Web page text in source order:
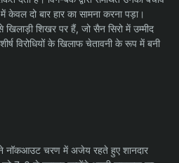
दो बार हार का सामना करना पड़ा।
शिखर पर हैं, जो सैन सिरो में उम्मीद
विरोधियों के खिलाफ चेतावनी के रूप में बनी
नॉकआउट चरण में अजेय रहते हुए शानदार